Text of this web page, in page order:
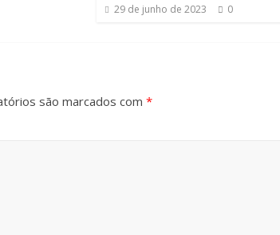
29 de junho de 2023 0
são marcados com *